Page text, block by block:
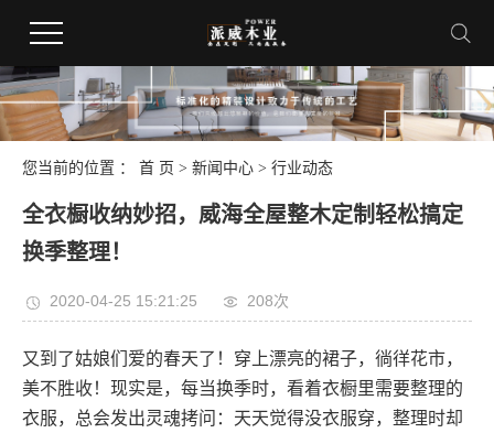
您当前的位置 ： 首 页 > 新闻中心 > 行业动态
全衣橱收纳妙招，威海全屋整木定制轻松搞定
换季整理！
2020-04-25 15:21:25 208次
又到了姑娘们爱的春天了！穿上漂亮的裙子，徜徉花市，
美不胜收！现实是，每当换季时，看着衣橱里需要整理的
衣服，总会发出灵魂拷问：天天觉得没衣服穿，整理时却